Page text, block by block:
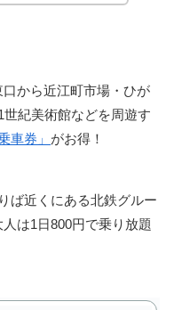
から近江町市場・ひが
紀美術館などを周遊す
車券」 がお得！
ば近くにある北鉄グルー
は1日800円で乗り放題